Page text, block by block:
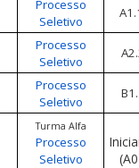
Processo
Seletivo
Processo
Seletivo
Processo
Seletivo
Turma Alfa
Processo
Seletivo